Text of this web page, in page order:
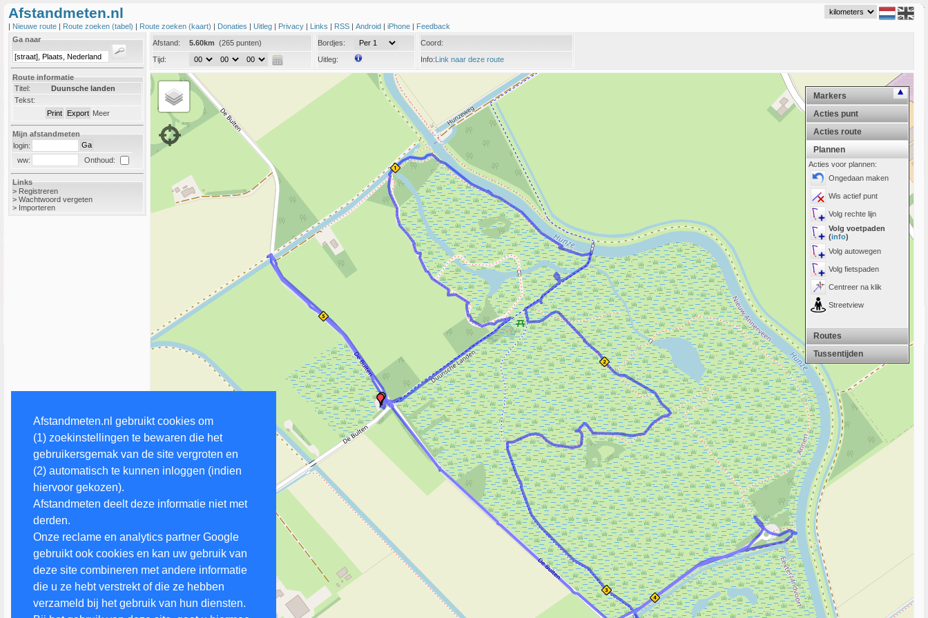
Afstandmeten.nl gebruikt cookies om
(1) zoekinstellingen te bewaren die het
gebruikersgemak van de site vergroten en
(2) automatisch te kunnen inloggen (indien
hiervoor gekozen).
Afstandmeten deelt deze informatie niet met
derden.
Onze reclame en analytics partner Google
gebruikt ook cookies en kan uw gebruik van
deze site combineren met andere informatie
die u ze hebt verstrekt of die ze hebben
verzameld bij het gebruik van hun diensten.
Afstandmeten.nl
| Nieuwe route | Route zoeken (tabel) | Route zoeken (kaart) | Donaties | Uitleg | Privacy | Links | RSS | Android | iPhone | Feedback
Ga naar
Route informatie
Titel:
Duunsche landen
Tekst:
Meer
Mijn afstandmeten
login:
ww:
Onthoud:
Links
> Registreren
> Wachtwoord vergeten
> Importeren
Afstand: 5.60km
(265 punten)
Tijd:
Bordjes:
Uitleg:
Coord:
Info:Link naar deze route
Markers
Acties punt
Acties route
Plannen
Acties voor plannen:
Ongedaan maken
Wis actief punt
Volg rechte lijn
Volg voetpaden
(info)
Volg autowegen
Volg fietspaden
Centreer na klik
Streetview
Routes
Tussentijden